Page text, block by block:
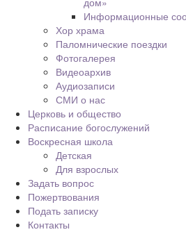
Информационные
Хор храма
Паломнические поездки
Фотогалерея
Видеоархив
Аудиозаписи
СМИ о нас
Церковь и общество
Расписание богослужений
Воскресная школа
Детская
Для взрослых
Задать вопрос
Пожертвования
Подать записку
Контакты